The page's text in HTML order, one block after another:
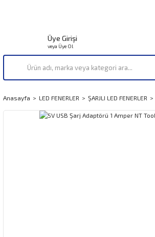
Üye Girişi
veya Üye Ol
Anasayfa LED FENERLER ŞARJLI LED FENERLER